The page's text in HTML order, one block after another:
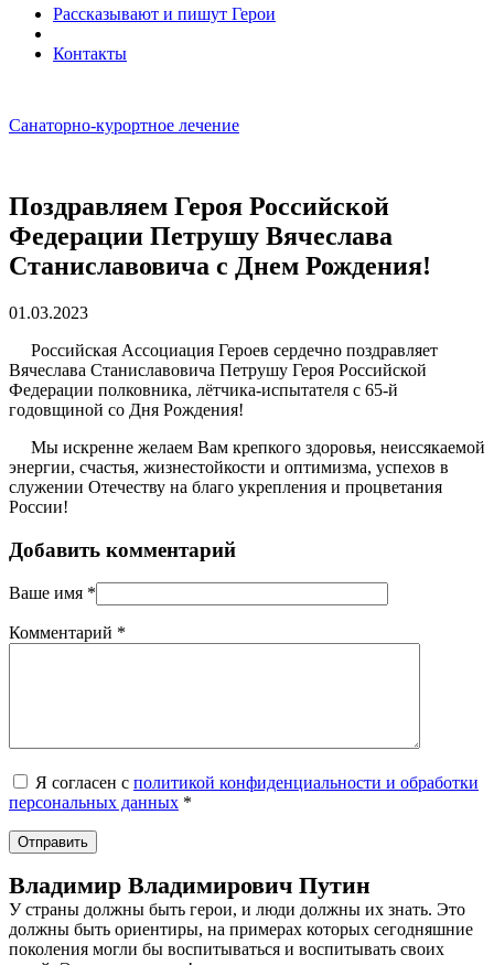
Рассказывают и пишут Герои
Контакты
Санаторно-курортное лечение
Поздравляем Героя Российской
Федерации Петрушу Вячеслава
Станиславовича с Днем Рождения!
01.03.2023
Российская Ассоциация Героев сердечно поздравляет
Вячеслава Станиславовича Петрушу Героя Российской
Федерации полковника, лётчика-испытателя с 65-й
годовщиной со Дня Рождения!
Мы искренне желаем Вам крепкого здоровья, неиссякаемой
энергии, счастья, жизнестойкости и оптимизма, успехов в
служении Отечеству на благо укрепления и процветания
России!
Добавить комментарий
Ваше имя *
Комментарий *
Я согласен с политикой конфиденциальности и обработки
персональных данных *
Владимир Владимирович Путин
У страны должны быть герои, и люди должны их знать. Это
должны быть ориентиры, на примерах которых сегодняшние
поколения могли бы воспитываться и воспитывать своих